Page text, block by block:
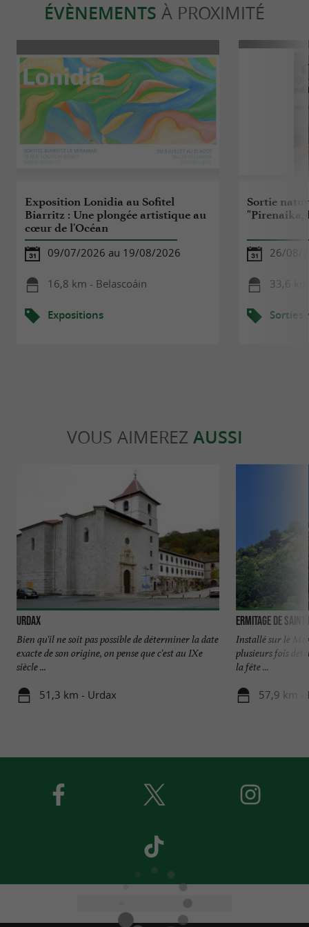
ÉVÈNEMENTS À PROXIMITÉ
Exposition Lonidia au Sofitel
Biarritz : Une plongée artistique au
cœur de l'Océan
09/07/2026 au 19/08/2026
16,8 km - Belascoáin
Expositions
Sortie
"Pirenaika,
26/08/
33,6
Sorties
VOUS AIMEREZ AUSSI
URDAX
Bien qu'il ne soit pas possible de déterminer la date
exacte de son origine, on pense que c'est au IXe
siècle ...
51,3 km - Urdax
Ermitage de
Installé sur le
plusieurs fois
la fête ...
57,9 km -